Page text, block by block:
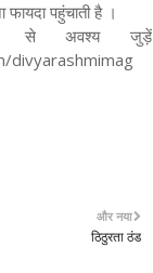
पहुंचाती है ।
से अवश्य जुड़ें
divyarashmimag
और नया
ठिठुरता ठंड